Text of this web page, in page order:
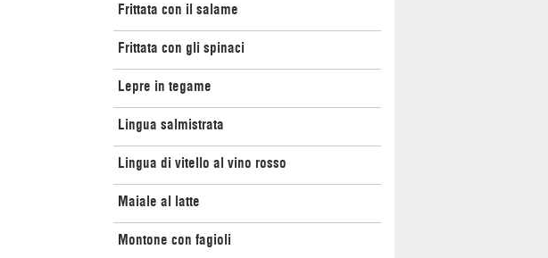
Frittata con il salame
Frittata con gli spinaci
Lepre in tegame
Lingua salmistrata
Lingua di vitello al vino rosso
Maiale al latte
Montone con fagioli